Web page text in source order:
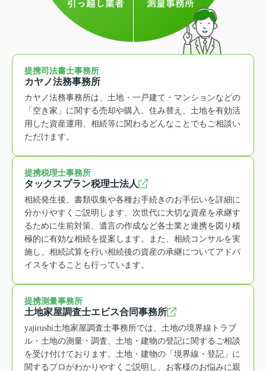
提携司法書士事務所
カヤノ法務事務所
カヤノ法務事務所は、土地・一戸建て・マンションなどの
「空き家」に関する売却や購入、住み替え、土地を有効活
用した資産運用、相続等に関わるどんなことでもご相談い
ただけます。
提携税理士事務所
タックスプラン税理士法人
相続発生後、書類収集や各種お手続きのお手伝いを詳細に
分かりやすくご説明します。次世代に大切な資産を承継す
るために生前対策、遺言の作成など各士業と連携を図り積
極的に有効な相続を提案します。また、相続コンサルを実
施し、相続試算を行い相続後の資産の承継についてアドバ
イスをすることも行っています。
提携測量事務所
土地家屋調査士エビス合同事務所
yajirushi土地家屋調査士事務所では、土地の境界線トラブ
ル・土地の測量・調査、土地・建物の登記に関するご相談
を受け付けております。土地・建物の「境界線・登記」に
関するプロがわかりやすくご説明し、お客様のお悩みに親